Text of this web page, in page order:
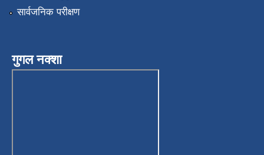
सार्वजनिक परीक्षण
गुगल नक्शा